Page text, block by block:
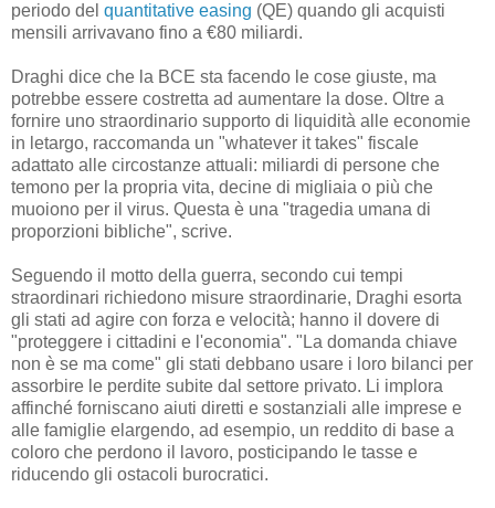
periodo del quantitative easing (QE) quando gli acquisti
mensili arrivavano fino a €80 miliardi.
Draghi dice che la BCE sta facendo le cose giuste, ma
potrebbe essere costretta ad aumentare la dose. Oltre a
fornire uno straordinario supporto di liquidità alle economie
in letargo, raccomanda un "whatever it takes" fiscale
adattato alle circostanze attuali: miliardi di persone che
temono per la propria vita, decine di migliaia o più che
muoiono per il virus. Questa è una "tragedia umana di
proporzioni bibliche", scrive.
Seguendo il motto della guerra, secondo cui tempi
straordinari richiedono misure straordinarie, Draghi esorta
gli stati ad agire con forza e velocità; hanno il dovere di
"proteggere i cittadini e l'economia". "La domanda chiave
non è se ma come" gli stati debbano usare i loro bilanci per
assorbire le perdite subite dal settore privato. Li implora
affinché forniscano aiuti diretti e sostanziali alle imprese e
alle famiglie elargendo, ad esempio, un reddito di base a
coloro che perdono il lavoro, posticipando le tasse e
riducendo gli ostacoli burocratici.